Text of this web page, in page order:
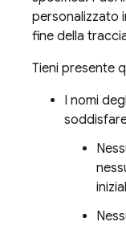
personalizzato
fine della
Tieni presente
I nomi